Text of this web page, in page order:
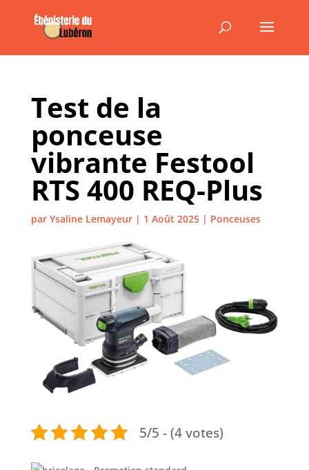
Test de la
ponceuse
vibrante Festool
RTS 400 REQ-Plus
par Ysaline Lemayeur| 1 Août 2025| Ponceuses
5/5 - (4 votes)